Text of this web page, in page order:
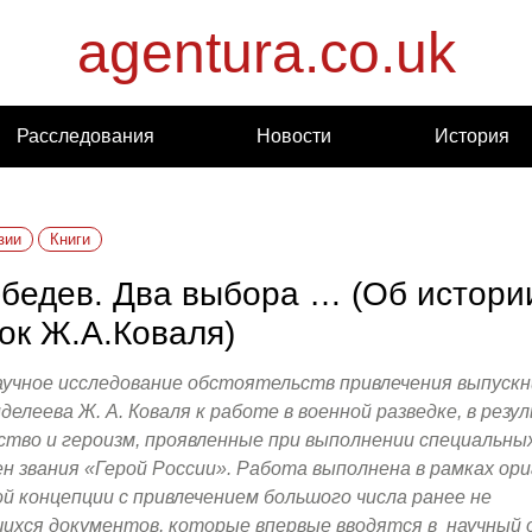
agentura.co.uk
Расследования Новости История
Книги
Два выбора … (Об
Ж.А.Коваля)
исследование обстоятельств привлечения
Ж. А. Коваля к работе в военной разведке, в
и героизм, проявленные при выполнении
звания «Герой России». Работа выполнена в рамках
концепции с привлечением большого числа ранее не
документов, которые впервые вводятся в научный